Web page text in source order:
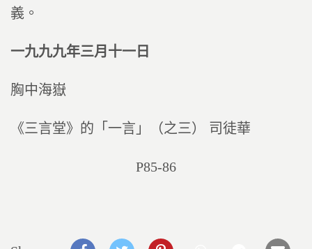
義。
一九九九年三月十一日
胸中海嶽
《三言堂》的「一言」（之三） 司徒華
P85-86